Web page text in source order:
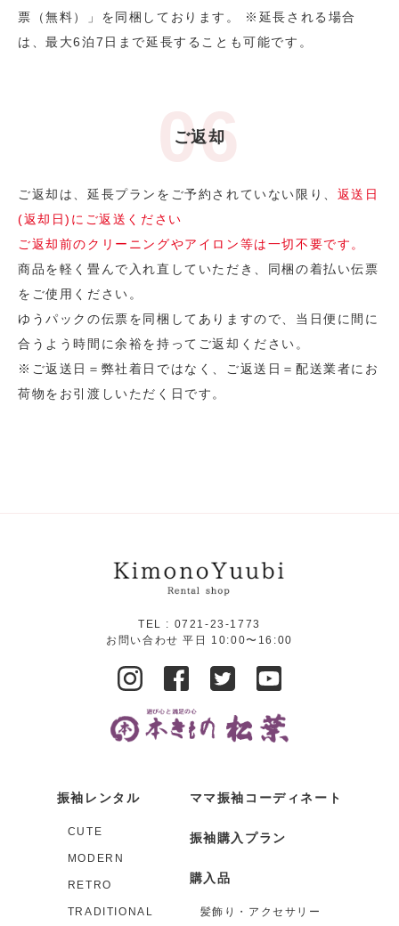
票（無料）」を同梱しております。 ※延長される場合
は、最大6泊7日まで延長することも可能です。
ご返却
ご返却は、延長プランをご予約されていない限り、 返送日
(返却日)にご返送ください
ご返却前のクリーニングやアイロン等は一切不要です。
商品を軽く畳んで入れ直していただき、同梱の着払い伝票
をご使用ください。
ゆうパックの伝票を同梱してありますので、当日便に間に
合うよう時間に余裕を持ってご返却ください。
※ご返送日＝弊社着日ではなく、ご返送日＝配送業者にお
荷物をお引渡しいただく日です。
TEL : 0721-23-1773
お問い合わせ 平日 10:00〜16:00
振袖レンタル
CUTE
MODERN
RETRO
TRADITIONAL
ママ振袖コーディネート
振袖購入プラン
購入品
髪飾り・アクセサリー